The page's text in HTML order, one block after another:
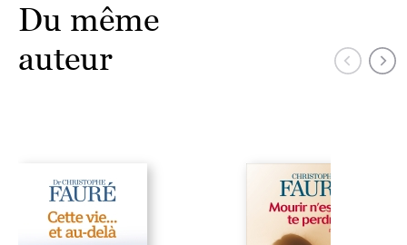
Du même
auteur